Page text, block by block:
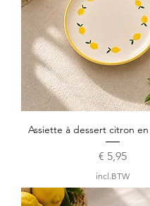
Assiette à dessert citron
Prijs
€ 5,95
incl.BTW